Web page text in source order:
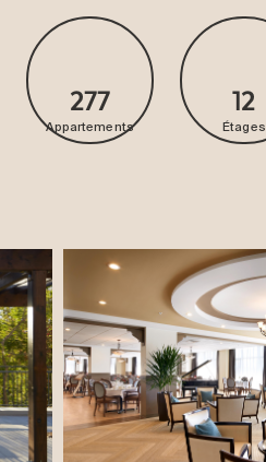
Nouvelles
FAQ
Rechercher&nbsp;:
277
Appartements
12
Étages